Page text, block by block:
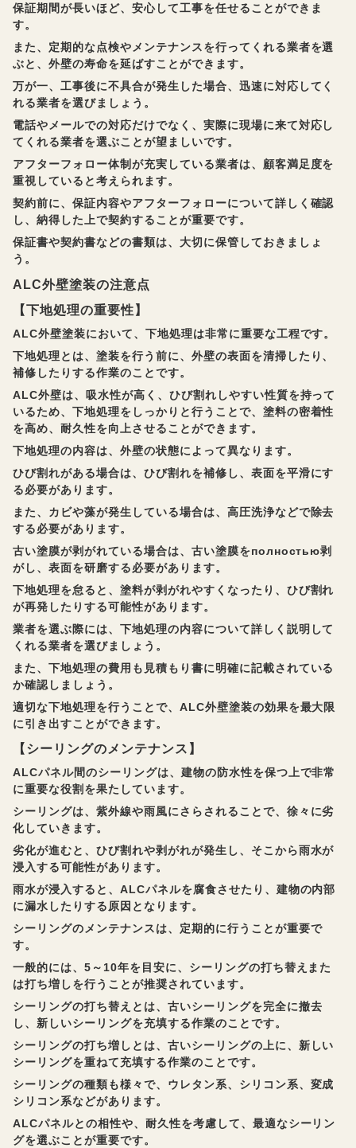
保証期間が長いほど、安心して工事を任せることができま
す。
また、定期的な点検やメンテナンスを行ってくれる業者を選
ぶと、外壁の寿命を延ばすことができます。
万が一、工事後に不具合が発生した場合、迅速に対応してく
れる業者を選びましょう。
電話やメールでの対応だけでなく、実際に現場に来て対応し
てくれる業者を選ぶことが望ましいです。
アフターフォロー体制が充実している業者は、顧客満足度を
重視していると考えられます。
契約前に、保証内容やアフターフォローについて詳しく確認
し、納得した上で契約することが重要です。
保証書や契約書などの書類は、大切に保管しておきましょ
う。
ALC外壁塗装の注意点
【下地処理の重要性】
ALC外壁塗装において、下地処理は非常に重要な工程です。
下地処理とは、塗装を行う前に、外壁の表面を清掃したり、
補修したりする作業のことです。
ALC外壁は、吸水性が高く、ひび割れしやすい性質を持って
いるため、下地処理をしっかりと行うことで、塗料の密着性
を高め、耐久性を向上させることができます。
下地処理の内容は、外壁の状態によって異なります。
ひび割れがある場合は、ひび割れを補修し、表面を平滑にす
る必要があります。
また、カビや藻が発生している場合は、高圧洗浄などで除去
する必要があります。
古い塗膜が剥がれている場合は、古い塗膜をполностью剥
がし、表面を研磨する必要があります。
下地処理を怠ると、塗料が剥がれやすくなったり、ひび割れ
が再発したりする可能性があります。
業者を選ぶ際には、下地処理の内容について詳しく説明して
くれる業者を選びましょう。
また、下地処理の費用も見積もり書に明確に記載されている
か確認しましょう。
適切な下地処理を行うことで、ALC外壁塗装の効果を最大限
に引き出すことができます。
【シーリングのメンテナンス】
ALCパネル間のシーリングは、建物の防水性を保つ上で非常
に重要な役割を果たしています。
シーリングは、紫外線や雨風にさらされることで、徐々に劣
化していきます。
劣化が進むと、ひび割れや剥がれが発生し、そこから雨水が
浸入する可能性があります。
雨水が浸入すると、ALCパネルを腐食させたり、建物の内部
に漏水したりする原因となります。
シーリングのメンテナンスは、定期的に行うことが重要で
す。
一般的には、5～10年を目安に、シーリングの打ち替えまた
は打ち増しを行うことが推奨されています。
シーリングの打ち替えとは、古いシーリングを完全に撤去
し、新しいシーリングを充填する作業のことです。
シーリングの打ち増しとは、古いシーリングの上に、新しい
シーリングを重ねて充填する作業のことです。
シーリングの種類も様々で、ウレタン系、シリコン系、変成
シリコン系などがあります。
ALCパネルとの相性や、耐久性を考慮して、最適なシーリン
グを選ぶことが重要です。